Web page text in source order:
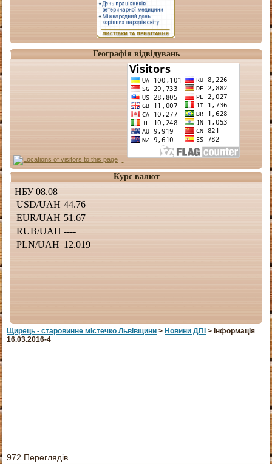
Географія відвідувань
Курс валют
Щирець - старовинне мiстечко Львiвщини >Новини ДПІ > Інформація
16.03.2016-4
972 Переглядів